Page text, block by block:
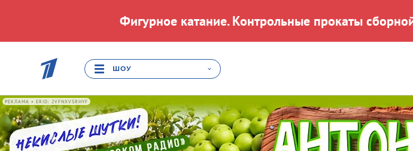
Фигурное катание. Контрольные прокаты
ШОУ
РЕКЛАМА • ERID: 2VFNXVSRHYF